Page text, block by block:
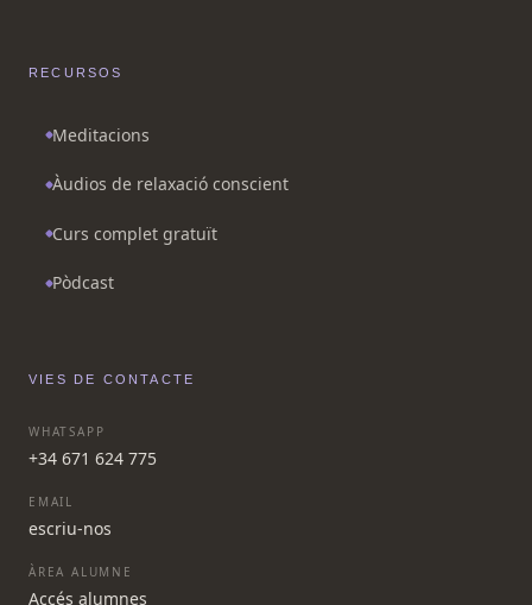
RECURSOS
Meditacions
Àudios de relaxació conscient
Curs complet gratuït
Pòdcast
VIES DE CONTACTE
WHATSAPP
+34 671 624 775
EMAIL
escriu-nos
ÀREA ALUMNE
Accés alumnes